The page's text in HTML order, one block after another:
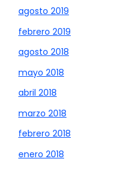
agosto 2019
febrero 2019
agosto 2018
mayo 2018
abril 2018
marzo 2018
febrero 2018
enero 2018